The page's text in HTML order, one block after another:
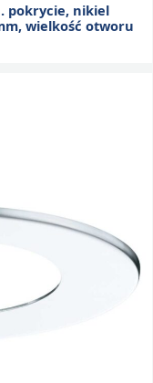
pokrycie, nikiel
wielkość otworu